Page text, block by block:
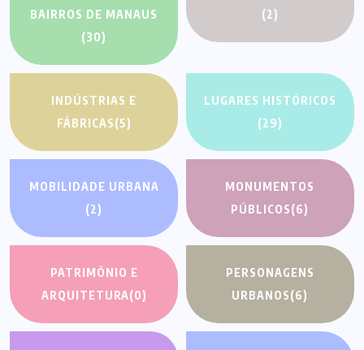
BAIRROS DE MANAUS
(30)
(2)
INDÚSTRIAS E
FÁBRICAS(5)
LUGARES HISTÓRICOS
(29)
MOBILIDADE URBANA
(2)
MONUMENTOS
PÚBLICOS(6)
PATRIMÔNIO E
ARQUITETURA(0)
PERSONAGENS
URBANOS(6)